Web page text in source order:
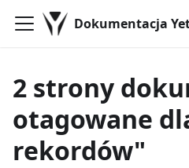
Dokumentacja
2 strony
otagowane
rekordów"